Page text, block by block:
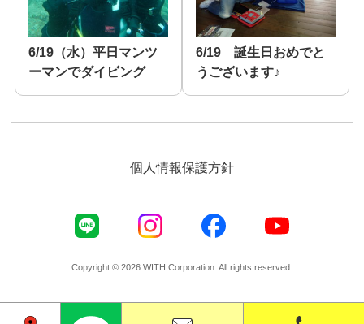
6/19（水）平日マンツ
ーマンでダイビング
6/19 誕生日おめでと
うございます♪
個人情報保護方針
Copyright © 2026 WITH Corporation. All rights reserved.